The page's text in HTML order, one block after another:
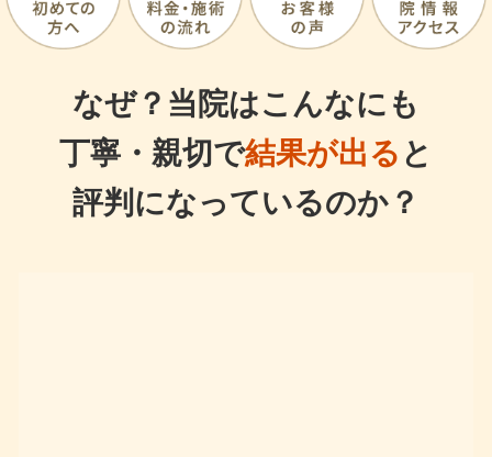
なぜ？当院はこんなにも
丁寧・親切で結果が出る と
評判になっているのか？